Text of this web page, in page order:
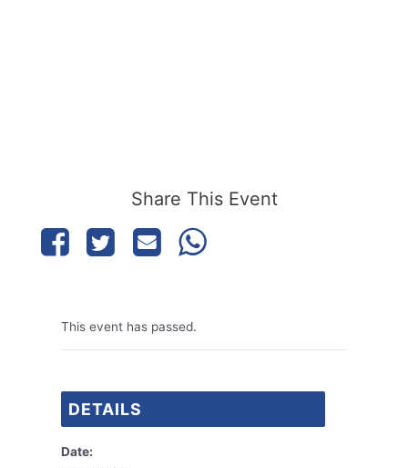
Share This Event
This event has passed.
DETAILS
Date: